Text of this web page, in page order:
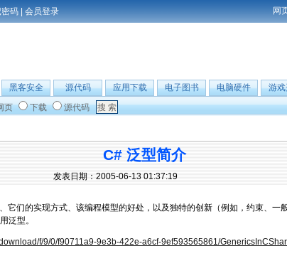
码 | 会员登录 网
黑客安全 源代码 应用下载 电子图书 电脑硬件 游戏
页 下载
源代码
C# 泛型简介
发表日期：2005-06-13 01:37:19
它们的实现方式、该编程模型的好处，以及独特的创新（例如，约束、一
泛型。
f/9/0/f90711a9-9e3b-422e-a6cf-9ef593565861/